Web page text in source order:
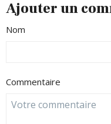
Ajouter un
Nom
Commentaire